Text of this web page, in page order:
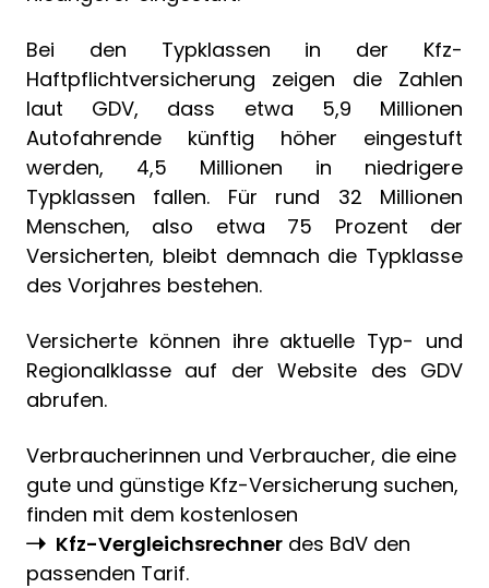
Bei den Typklassen in der Kfz-
Haftpflichtversicherung zeigen die Zahlen
laut GDV, dass etwa 5,9 Millionen
Autofahrende künftig höher eingestuft
werden, 4,5 Millionen in niedrigere
Typklassen fallen. Für rund 32 Millionen
Menschen, also etwa 75 Prozent der
Versicherten, bleibt demnach die Typklasse
des Vorjahres bestehen.
Versicherte können ihre aktuelle Typ- und
Regionalklasse auf der Website des GDV
abrufen.
Verbraucherinnen und Verbraucher, die eine
gute und günstige Kfz-Versicherung suchen,
finden mit dem kostenlosen
Kfz-Vergleichsrechner des BdV den
passenden Tarif.